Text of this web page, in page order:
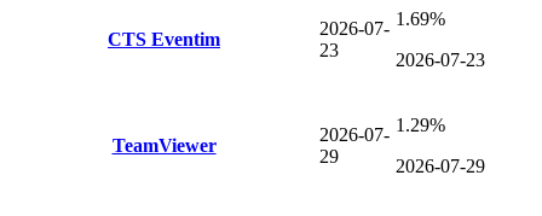
CTS Eventim
2026-07-
23
1.69%
2026-07-23
TeamViewer
2026-07-
29
1.29%
2026-07-29